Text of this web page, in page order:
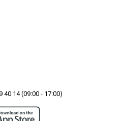
40 14 (09:00 - 17:00)